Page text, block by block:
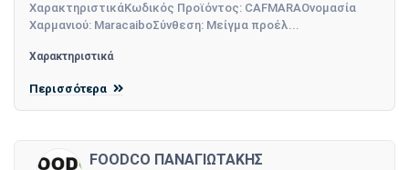
ΧαρακτηριστικάΚωδικός Προϊόντος: CAFMARAΟνομασία
Χαρμανιού: MaracaiboΣύνθεση: Μείγμα προέλ...
Χαρακτηριστικά
Περισσότερα
FOODCO ΠΑΝΑΓΙΩΤΑΚΗΣ